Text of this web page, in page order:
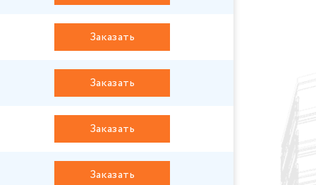
Заказать
Заказать
Заказать
Заказать